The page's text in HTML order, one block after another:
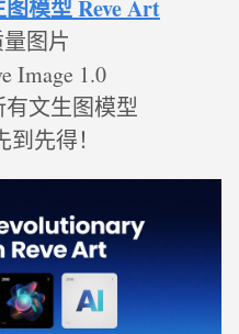
模型 Reve Art
图片
Image 1.0
文生图模型
先得！